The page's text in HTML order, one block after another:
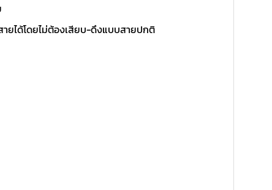
ยได้โดยไม่ต้องเสียบ-ดึงแบบสายปกติ